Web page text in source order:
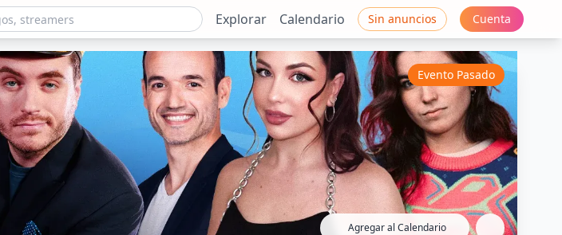
Explorar Calendario Sin anuncios Cuenta
Agregar al Calendario
Evento Pasado